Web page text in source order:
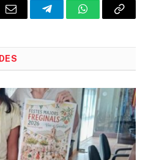
Email TelegramWhatsAppCopia